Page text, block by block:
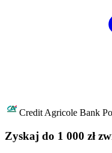
Credit Agricole Bank
Zyskaj do 1 000 zł